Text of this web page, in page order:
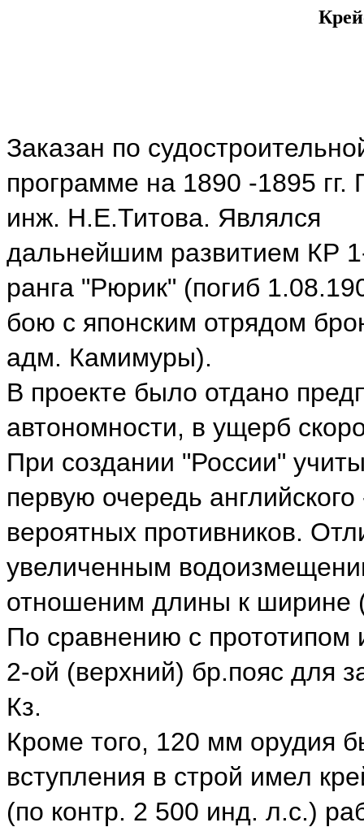
Заказан по
программе на 1890 -1895 гг.
инж. Н.Е.Титова. Являлся
дальнейшим развитием КР
ранга "Рюрик" (погиб
бою с японским отрядом
адм. Камимуры).
В проекте было отдано
автономности, в ущерб
При создании "России"
первую очередь
вероятных противников.
увеличенным
отношеним длины к ширине
По сравнению с
2-ой (верхний) бр.пояс для
Кз.
Кроме того, 120 мм орудия
вступления в строй имел
(по контр. 2 500 инд. л.с.)